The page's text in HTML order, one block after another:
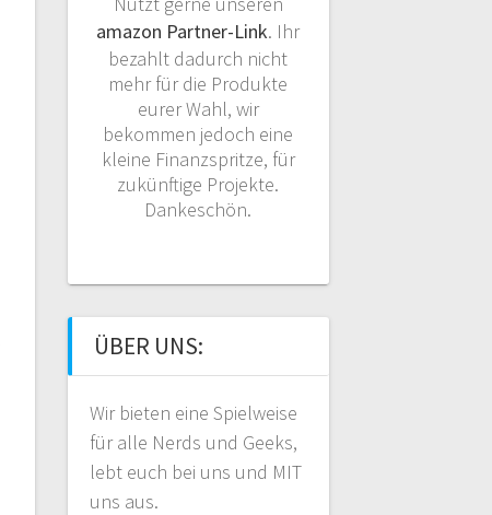
amazon Partner-Link. Ihr
bezahlt dadurch nicht
mehr für die Produkte
eurer Wahl, wir
bekommen jedoch eine
kleine Finanzspritze, für
zukünftige Projekte.
Dankeschön.
ÜBER UNS:
Wir bieten eine Spielweise
für alle Nerds und Geeks,
lebt euch bei uns und MIT
uns aus.